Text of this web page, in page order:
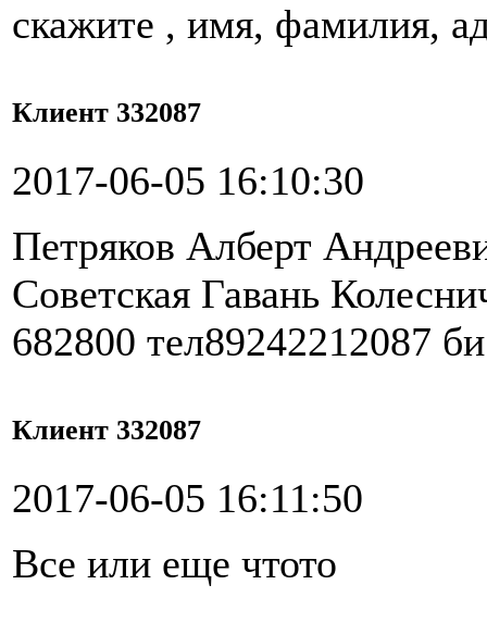
скажите , имя, фамилия,
Клиент 332087
2017-06-05 16:10:30
Петряков Алберт
Советская Гавань
682800 тел89242212087
Клиент 332087
2017-06-05 16:11:50
Все или еще чтото